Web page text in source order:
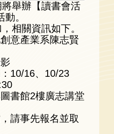
舉辦【讀書會活
。
相關資訊如下。
意產業系陳志賢
10/16、10/23
書館2樓廣志講堂
請事先報名並取